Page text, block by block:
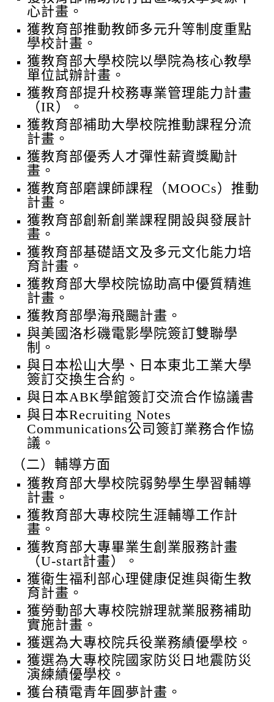
心計畫。
獲教育部推動教師多元升等制度重點
學校計畫。
獲教育部大學校院以學院為核心教學
單位試辦計畫。
獲教育部提升校務專業管理能力計畫
（IR）。
獲教育部補助大學校院推動課程分流
計畫。
獲教育部優秀人才彈性薪資獎勵計
畫。
獲教育部磨課師課程（MOOCs）推動
計畫。
獲教育部創新創業課程開設與發展計
畫。
獲教育部基礎語文及多元文化能力培
育計畫。
獲教育部大學校院協助高中優質精進
計畫。
獲教育部學海飛颺計畫。
與美國洛杉磯電影學院簽訂雙聯學
制。
與日本松山大學、日本東北工業大學
簽訂交換生合約。
與日本ABK學館簽訂交流合作協議書
與日本Recruiting Notes
Communications公司簽訂業務合作協
議。
（二）輔導方面
獲教育部大學校院弱勢學生學習輔導
計畫。
獲教育部大專校院生涯輔導工作計
畫。
獲教育部大專畢業生創業服務計畫
（U-start計畫）。
獲衛生福利部心理健康促進與衛生教
育計畫。
獲勞動部大專校院辦理就業服務補助
實施計畫。
獲選為大專校院兵役業務績優學校。
獲選為大專校院國家防災日地震防災
演練績優學校。
獲台積電青年圓夢計畫。